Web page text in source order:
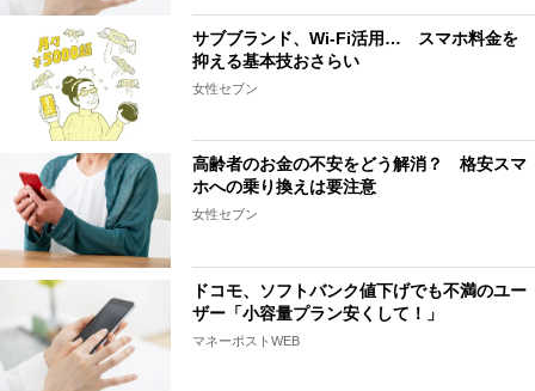
サブブランド、Wi-Fi活用… スマホ料金を
抑える基本技おさらい
女性セブン
高齢者のお金の不安をどう解消？ 格安スマ
ホへの乗り換えは要注意
女性セブン
ドコモ、ソフトバンク値下げでも不満のユー
ザー「小容量プラン安くして！」
マネーポストWEB